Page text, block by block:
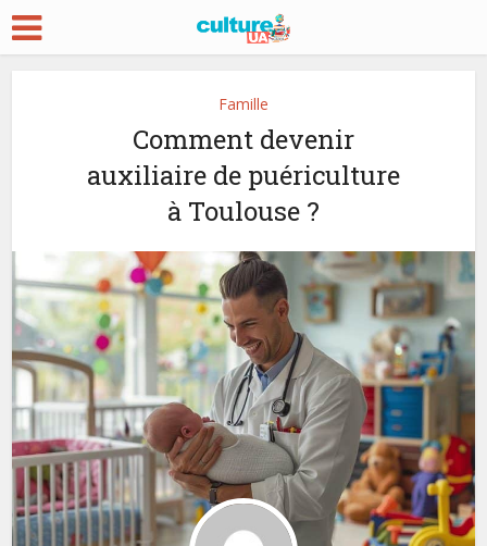
Famille
Comment devenir
auxiliaire de puériculture
à Toulouse ?